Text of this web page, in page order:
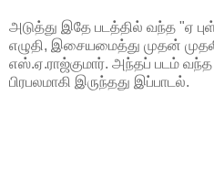
அடுத்து இதே படத்தில் வந்த "ஏ
எழுதி, இசையமைத்து முதன்
எஸ்.ஏ.ராஜ்குமார். அந்தப் படம்
பிரபலமாகி இருந்தது இப்பாடல்.